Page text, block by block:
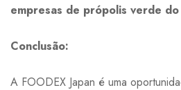
empresas de própolis verde do
Conclusão:
A FOODEX Japan é uma